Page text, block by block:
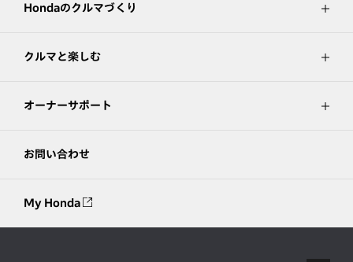
Hondaのクルマづくり
クルマと楽しむ
オーナーサポート
お問い合わせ
My Honda